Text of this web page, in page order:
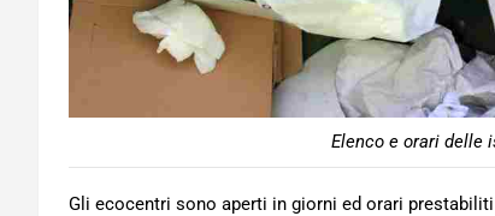
Elenco e orari delle
Gli ecocentri sono aperti in giorni ed orari